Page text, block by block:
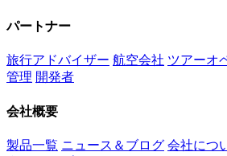
パートナー
旅行アドバイザー 航空会社 ツアーオ
管理 開発者
会社概要
製品一覧 ニュース＆ブログ 会社につ